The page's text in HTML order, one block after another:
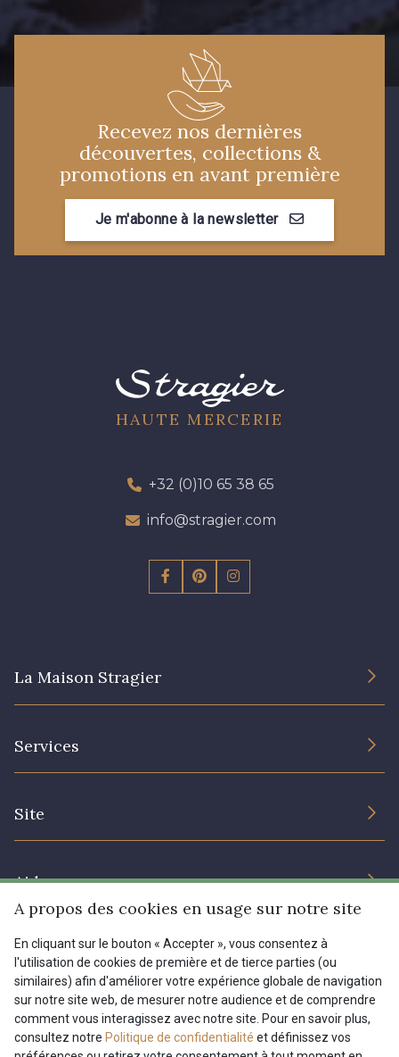
Recevez nos dernières
découvertes, collections &
promotions en avant première
Je m'abonne à la newsletter
HAUTE MERCERIE
+32 (0)10 65 38 65
info@stragier.com
La Maison Stragier
Services
Site
Prix réduits
Aide
Livraison : France, Belgique, International
Retours & réclamations
FAQ - Questions fréquentes
Modes de paiements
Menu
Tous nos tissus
Magazine
FR EN
A propos des cookies en usage sur notre site
En cliquant sur le bouton « Accepter », vous consentez à
l'utilisation de cookies de première et de tierce parties (ou
similaires) afin d'améliorer votre expérience globale de navigation
sur notre site web, de mesurer notre audience et de comprendre
comment vous interagissez avec notre site. Pour en savoir plus,
consultez notre Politique de confidentialité et définissez vos